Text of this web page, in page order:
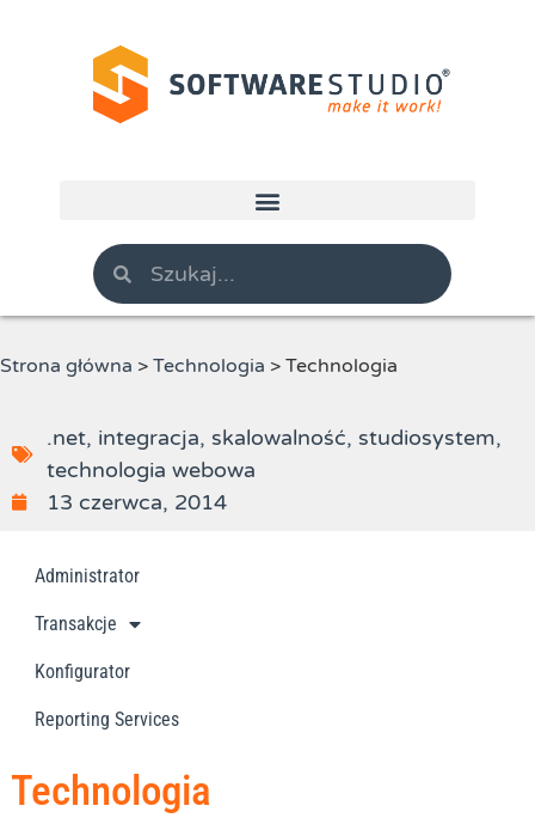
Strona główna > Technologia > Technologia
.net, integracja, skalowalność, studiosystem,
technologia webowa
13 czerwca, 2014
Administrator
Transakcje
Konfigurator
Reporting Services
Technologia